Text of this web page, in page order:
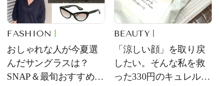
FASHION
おしゃれな人が今夏選
んだサングラスは？
SNAP＆最旬おすすめサ
BEAUTY
「涼しい顔」を取り戻
したい。そんな私を救
った330円のキュレル名